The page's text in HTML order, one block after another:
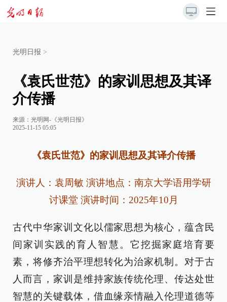
光明日报 >
《袁氏世范》的家训思想及其译
介传播
来源： 光明网-《光明日报》
2025-11-15 05:05
《袁氏世范》的家训思想及其译介传播
演讲人：袁周敏 演讲地点：南京大学语用学研
讨课堂 演讲时间：2025年10月
古代中华家训文化以儒家思想为核心，蕴含民
间家训实践的育人智慧。它挖掘家庭培育要
素，将修齐治平理想转化为治家机制。对于古
人而言，家训是维持家族传统伦理、传达处世
智慧的关键载体，借血缘亲情融入伦理道德等